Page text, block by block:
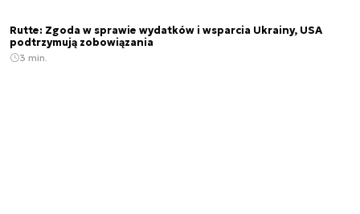
Rutte: Zgoda w sprawie wydatków i wsparcia Ukrainy, USA
podtrzymują zobowiązania
3 min.